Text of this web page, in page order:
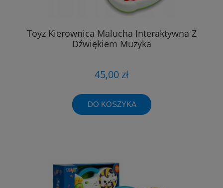
Toyz Kierownica Malucha Interaktywna Z
Dźwiękiem Muzyka
45,00 zł
DO KOSZYKA